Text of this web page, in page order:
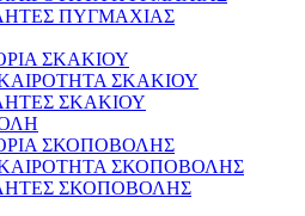
ΠΥΓΜΑΧΙΑΣ
ΣΚΑΚΙΟΥ
ΣΚΑΚΙΟΥ
ΣΚΑΚΙΟΥ
ΣΚΟΠΟΒΟΛΗΣ
ΣΚΟΠΟΒΟΛΗΣ
ΣΚΟΠΟΒΟΛΗΣ